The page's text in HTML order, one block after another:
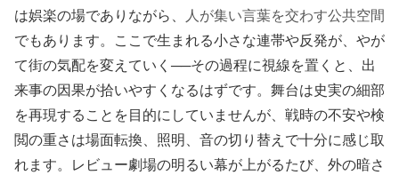
は娯楽の場でありながら、
人が集い言葉を交わす公共空間
でもあります。ここで生まれる小さな連帯や反発が、やが
て街の気配を変えていく──その過程に視線を置くと、出
来事の因果が拾いやすくなるはずです。舞台は史実の細部
を再現することを目的にしていませんが、戦時の不安や検
閲の重さは場面転換、照明、音の切り替えで十分に感じ取
れます。レビュー劇場の明るい幕が上がるたび、外の暗さ